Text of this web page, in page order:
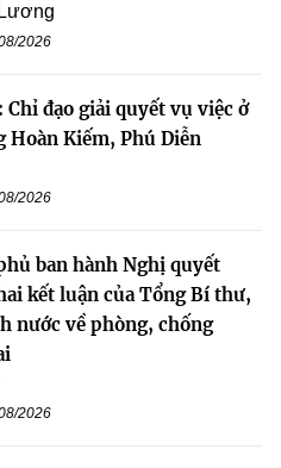
2026
Chỉ đạo giải quyết vụ việc ở
Hoàn Kiếm, Phú Diễn
2026
ban hành Nghị quyết
kết luận của Tổng Bí thư,
nước về phòng, chống
2026